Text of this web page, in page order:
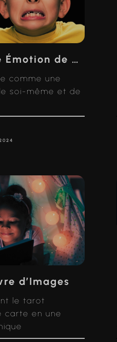
La Colère : Une Émotion de Transformation et de Libération
comme une
soi-même et de
d’Images
le tarot
carte en une